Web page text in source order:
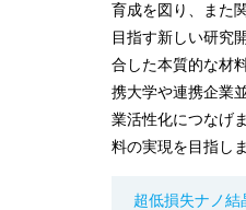
育成を図り、また
目指す新しい研究
合した本質的な材
携大学や連携企業
業活性化につなげ
料の実現を目指しま
超低損失ナノ結